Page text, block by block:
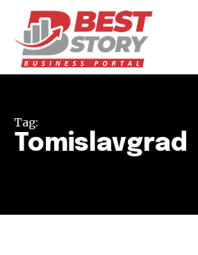
Tag:
Tomislavgrad